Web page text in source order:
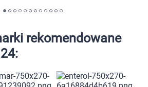
rekomendowane